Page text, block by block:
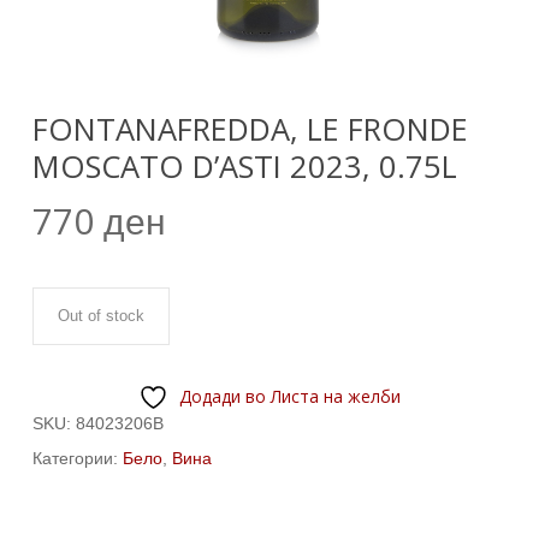
FONTANAFREDDA, LE FRONDE
MOSCATO D’ASTI 2023, 0.75L
770 ден
Out of stock
Додади во Листа на желби
SKU: 84023206B
Категории: Бело, Вина